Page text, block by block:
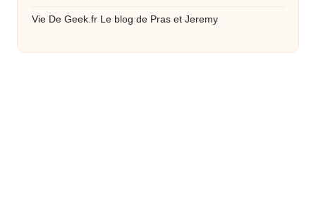
Vie De Geek.fr Le blog de Pras et Jeremy